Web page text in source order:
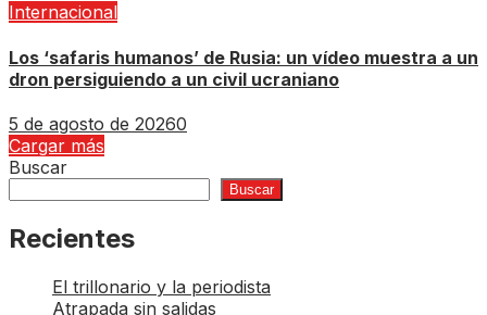
Internacional
Los ‘safaris humanos’ de Rusia: un vídeo muestra a un
dron persiguiendo a un civil ucraniano
5 de agosto de 20260
Cargar más
Buscar
Buscar
Recientes
El trillonario y la periodista
Atrapada sin salidas